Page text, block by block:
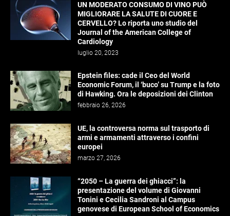
UN MODERATO CONSUMO DI VINO PUÒ
MIGLIORARE LA SALUTE DI CUORE E
CERVELLO? Lo riporta uno studio del
Journal of the American College of
Cardiology
luglio 20, 2023
Epstein files: cade il Ceo del World
Economic Forum, il ‘buco’ su Trump e la foto
di Hawking. Ora le deposizioni dei Clinton
febbraio 26, 2026
UE, la controversa norma sul trasporto di
armi e armamenti attraverso i confini
europei
marzo 27, 2026
“2050 – La guerra dei ghiacci”: la
presentazione del volume di Giovanni
Tonini e Cecilia Sandroni al Campus
genovese di European School of Economics